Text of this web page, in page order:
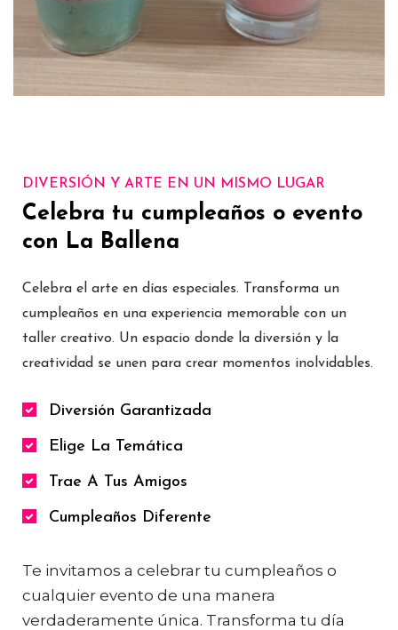
DIVERSIÓN Y ARTE EN UN MISMO LUGAR
Celebra tu cumpleaños o evento
con La Ballena
Celebra el arte en días especiales. Transforma un
cumpleaños en una experiencia memorable con un
taller creativo. Un espacio donde la diversión y la
creatividad se unen para crear momentos inolvidables.
Diversión Garantizada
Elige La Temática
Trae A Tus Amigos
Cumpleaños Diferente
Te invitamos a celebrar tu cumpleaños o
cualquier evento de una manera
verdaderamente única. Transforma tu día